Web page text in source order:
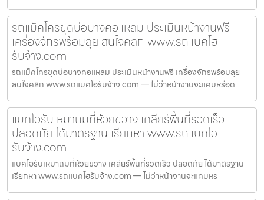
รถแม็คโครขุดบ่อบางคอแหลม ประเมินหน้างานฟรี
เครื่องจักรพร้อมลุย สนใจคลิก www.รถแบคโฮ
รับจ้าง.com
รถแม็คโครขุดบ่อบางคอแหลม ประเมินหน้างานฟรี เครื่องจักรพร้อมลุย
สนใจคลิก www.รถแบคโฮรับจ้าง.com — ไม่ว่าหน้างานจะแคบหรือด
แบคโฮรับเหมาถมที่ห้วยขวาง เคลียร์พื้นที่รวดเร็ว
ปลอดภัย ได้มาตรฐาน เรียกหา www.รถแบคโฮ
รับจ้าง.com
แบคโฮรับเหมาถมที่ห้วยขวาง เคลียร์พื้นที่รวดเร็ว ปลอดภัย ได้มาตรฐาน
เรียกหา www.รถแบคโฮรับจ้าง.com — ไม่ว่าหน้างานจะแคบหร